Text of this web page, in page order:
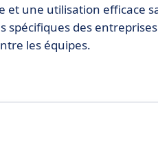
une utilisation efficace
spécifiques des
les équipes.